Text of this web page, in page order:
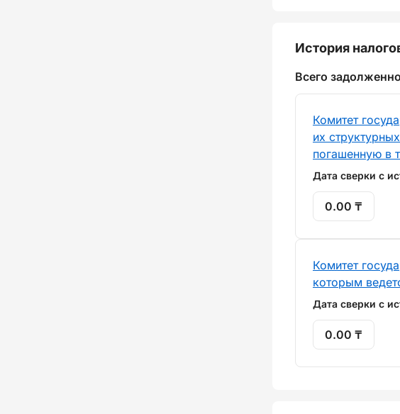
История
Всего
Комитет
их
погашенную в
Дата сверки с
0.00 ₸
Комитет
которым
Дата сверки с
0.00 ₸